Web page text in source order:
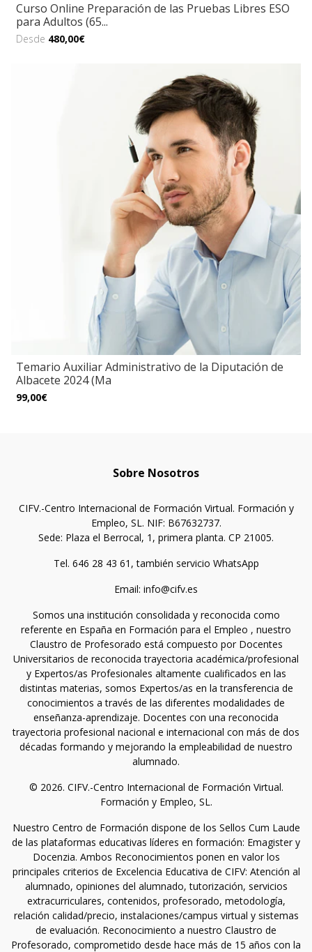
Curso Online Preparación de las Pruebas Libres ESO
para Adultos (65...
Desde 480,00€
Temario Auxiliar Administrativo de la Diputación de
Albacete 2024 (Ma
99,00€
Sobre Nosotros
CIFV.-Centro Internacional de Formación Virtual. Formación y
Empleo, SL. NIF: B67632737.
Sede: Plaza el Berrocal, 1, primera planta. CP 21005.
Tel. 646 28 43 61, también servicio WhatsApp
Email: info@cifv.es
Somos una institución consolidada y reconocida como
referente en España en Formación para el Empleo , nuestro
Claustro de Profesorado está compuesto por Docentes
Universitarios de reconocida trayectoria académica/profesional
y Expertos/as Profesionales altamente cualificados en las
distintas materias, somos Expertos/as en la transferencia de
conocimientos a través de las diferentes modalidades de
enseñanza-aprendizaje. Docentes con una reconocida
trayectoria profesional nacional e internacional con más de dos
décadas formando y mejorando la empleabilidad de nuestro
alumnado.
© 2026. CIFV.-Centro Internacional de Formación Virtual.
Formación y Empleo, SL.
Nuestro Centro de Formación dispone de los Sellos Cum Laude
de las plataformas educativas líderes en formación: Emagister y
Docenzia. Ambos Reconocimientos ponen en valor los
principales criterios de Excelencia Educativa de CIFV: Atención al
alumnado, opiniones del alumnado, tutorización, servicios
extracurriculares, contenidos, profesorado, metodología,
relación calidad/precio, instalaciones/campus virtual y sistemas
de evaluación. Reconocimiento a nuestro Claustro de
Profesorado, comprometido desde hace más de 15 años con la